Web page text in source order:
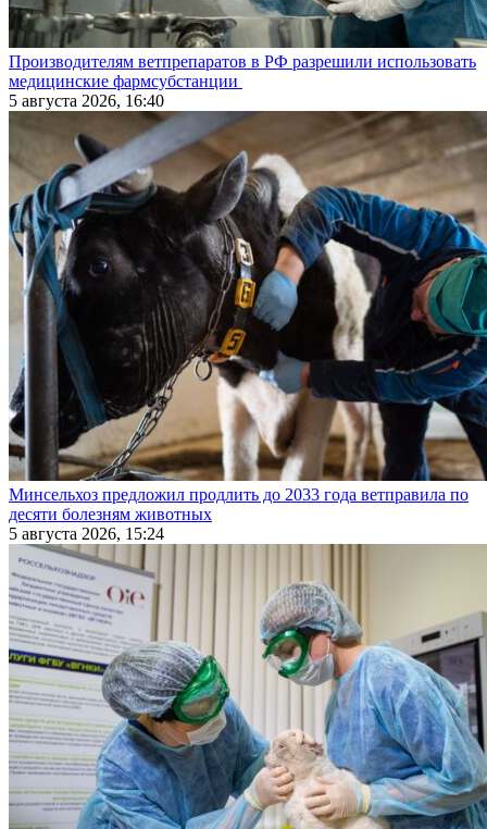
Производителям ветпрепаратов в РФ разрешили использовать
медицинские фармсубстанции
5 августа 2026, 16:40
Минсельхоз предложил продлить до 2033 года ветправила по
десяти болезням животных
5 августа 2026, 15:24